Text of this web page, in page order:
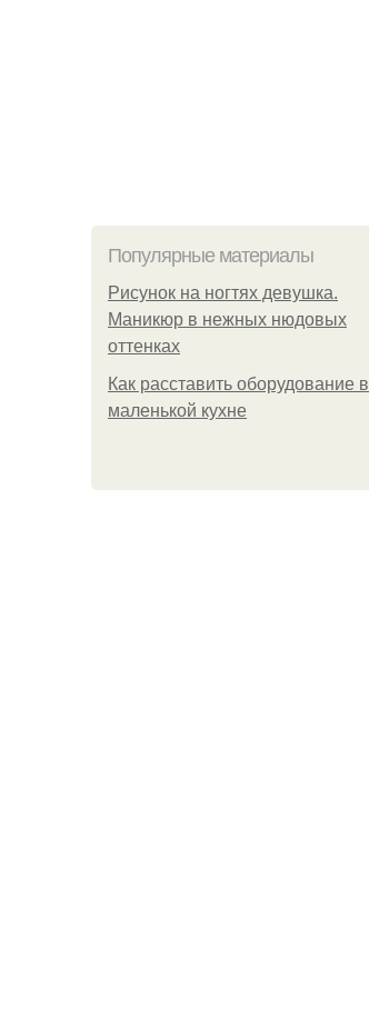
Популярные материалы
Рисунок на ногтях девушка.
Маникюр в нежных нюдовых
оттенках
Как расставить оборудование в
маленькой кухне